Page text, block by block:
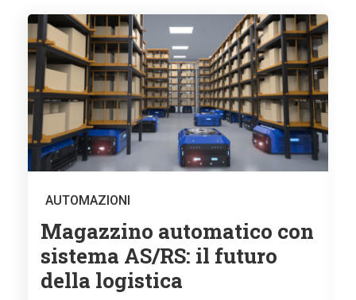
AUTOMAZIONI
Magazzino automatico con
sistema AS/RS: il futuro
della logistica